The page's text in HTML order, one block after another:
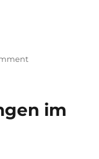
on
Juli
im